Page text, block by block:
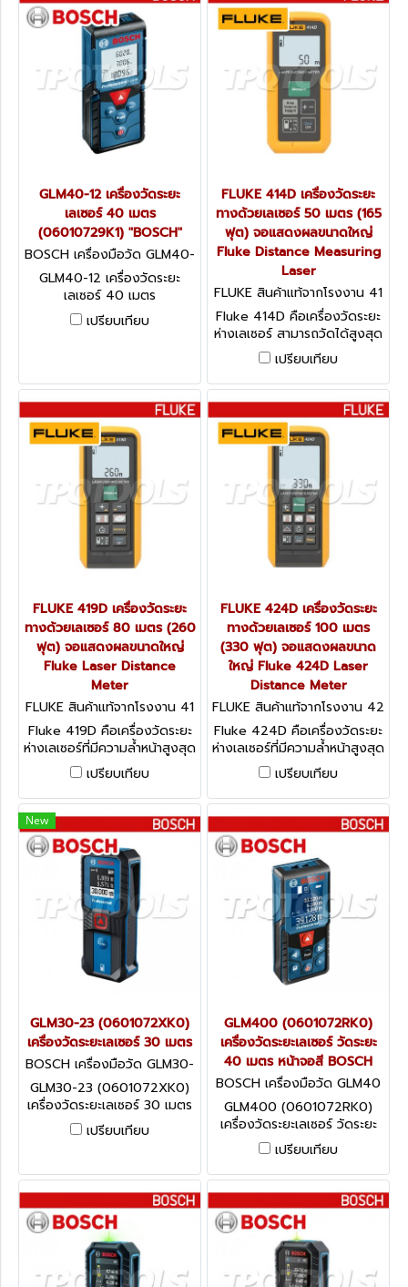
GLM40-12 เครื่องวัดระยะ
เลเซอร์ 40 เมตร
(06010729K1) "BOSCH"
BOSCH เครื่องมือวัด GLM40-
12 (06010729K1)
GLM40-12 เครื่องวัดระยะ
เลเซอร์ 40 เมตร
(06010729K1) "BOSCH"
เปรียบเทียบ
FLUKE 414D เครื่องวัดระยะ
ทางด้วยเลเซอร์ 50 เมตร (165
ฟุต) จอแสดงผลขนาดใหญ่
Fluke Distance Measuring
Laser
FLUKE สินค้าแท้จากโรงงาน 41
4D
Fluke 414D คือเครื่องวัดระยะ
ห่างเลเซอร์ สามารถวัดได้สูงสุด
ถึง 50 เมตร (165 ฟุต) เหนือ
กว่าเทปวัดระยะธรรมดา เครื่อง
วัดระยะห่างเลเซอร์ระดับมือ
อาชีพนี้ทำงานเร็วและใช้งานง่าย
ช่วยเพิ่มความแม่นยำและลดข้อ
ผิดพลาดในการวัด ประหยัดเวลา
และค่าใช้จ่ายได้ในทุกขั้นตอน
เปรียบเทียบ
FLUKE 419D เครื่องวัดระยะ
ทางด้วยเลเซอร์ 80 เมตร (260
ฟุต) จอแสดงผลขนาดใหญ่
Fluke Laser Distance
Meter
FLUKE สินค้าแท้จากโรงงาน 41
9D
Fluke 419D คือเครื่องวัดระยะ
ห่างเลเซอร์ที่มีความล้ำหน้าสูงสุด
พรั่งพร้อมไปด้วยคุณสมบัติที่
เก่งรอบด้าน เพื่อให้คุณประหยัด
เวลาได้ในหลากหลายสถานการณ์
สามารถวัดได้ในระยะสูงถึง 80
เมตร (260 ฟุต) มีจอแสดงผล
ขนาดใหญ่ (ฟลุ๊ค)
เปรียบเทียบ
FLUKE 424D เครื่องวัดระยะ
ทางด้วยเลเซอร์ 100 เมตร
(330 ฟุต) จอแสดงผลขนาด
ใหญ่ Fluke 424D Laser
Distance Meter
FLUKE สินค้าแท้จากโรงงาน 42
4D
Fluke 424D คือเครื่องวัดระยะ
ห่างเลเซอร์ที่มีความล้ำหน้าสูงสุด
พรั่งพร้อมไปด้วยคุณสมบัติที่
เก่งรอบด้าน เพื่อให้คุณประหยัด
เวลาได้ในหลากหลายสถานการณ์
สามารถวัดได้ในระยะสูงถึง 100
เมตร (330 ฟุต) มีจอแสดงผล
ขนาดใหญ่ 4 บรรทัด เข็มทิศใน
ตัว และเซนเซอร์ความลาดเอียง
180º สำหรับการวัดระดับและ
การติดตามความสูง (ฟลุ๊ค)
เปรียบเทียบ
New
GLM30-23 (0601072XK0)
เครื่องวัดระยะเลเซอร์ 30 เมตร
BOSCH เครื่องมือวัด GLM30-
23 (0601072XK0)
GLM30-23 (0601072XK0)
เครื่องวัดระยะเลเซอร์ 30 เมตร
เปรียบเทียบ
GLM400 (0601072RK0)
เครื่องวัดระยะเลเซอร์ วัดระยะ
40 เมตร หน้าจอสี BOSCH
BOSCH เครื่องมือวัด GLM40
0 (0601072RK0)
GLM400 (0601072RK0)
เครื่องวัดระยะเลเซอร์ วัดระยะ
40 เมตร หน้าจอสี BOSCH
เปรียบเทียบ